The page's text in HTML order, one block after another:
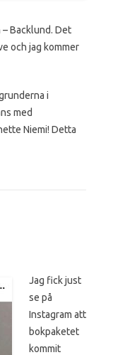
Backlund. Det
och jag kommer
i
med
Niemi! Detta
Jag fick just
se på
Instagram att
bokpaketet
kommit